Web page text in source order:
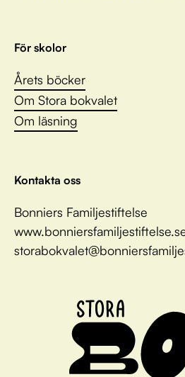
För skolor
Årets böcker
Om Stora bokvalet
Om läsning
Kontakta oss
Bonniers Familjestiftelse